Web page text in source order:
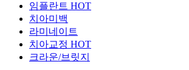
임플란트 HOT
치아미백
라미네이트
치아교정 HOT
크라운/브릿지